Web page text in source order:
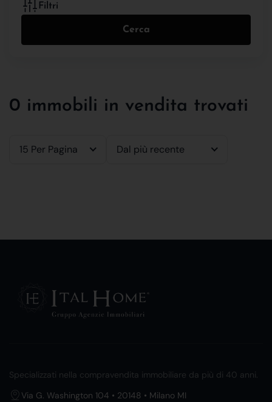
Filtri
Cerca
0 immobili in vendita trovati
15 Per Pagina Dal più recente
Specializzati nella compravendita immobiliare da più di 40 anni.
Via G. Washington 104 • 20148 • Milano MI